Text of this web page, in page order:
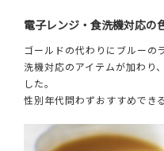
電子レンジ・食洗機対応の
ゴールドの代わりにブルーの
洗機対応のアイテムが加わり
した。
性別年代問わずおすすめでき